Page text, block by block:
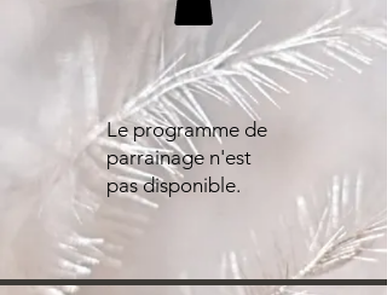
Le programme de
parrainage n'est
pas disponible.